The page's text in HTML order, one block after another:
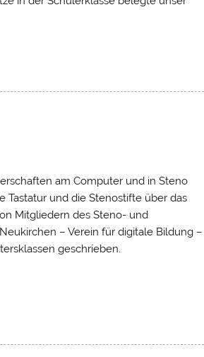
am Computer und in Steno
Tastatur und die Stenostifte über das
Mitgliedern des Steno- und
– Verein für digitale Bildung –
geschrieben.